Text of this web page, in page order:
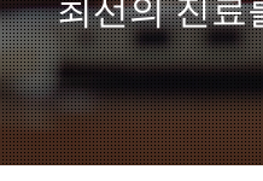
최선의 진료